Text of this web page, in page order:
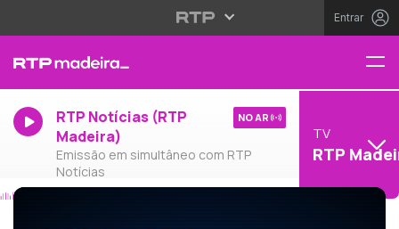
Entrar
RTP Notícias (RTP
Madeira)
Emissão em simultâneo com RTP
Notícias
NO AR
TV
RTP